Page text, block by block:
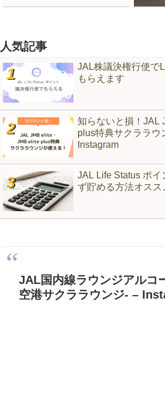
人気記事
JAL株議決権行使で
もらえます
知らないと損！JAL
plus特典サクララウ
Instagram
JAL Life Status ポ
ず貯める方法オスス
JAL国内線ラウンジアルコ
空港サクララウンジ- –